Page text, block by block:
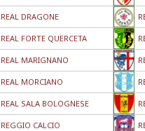
REAL DRAGONE
REAL FORTE QUERCETA
REAL MARIGNANO
REAL MORCIANO
REAL SALA BOLOGNESE
REGGIO CALCIO